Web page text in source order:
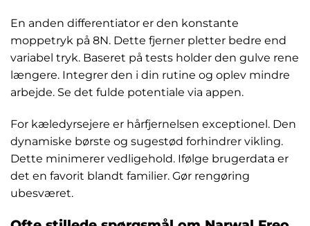
En anden differentiator er den konstante
moppetryk på 8N. Dette fjerner pletter bedre end
variabel tryk. Baseret på tests holder den gulve rene
længere. Integrer den i din rutine og oplev mindre
arbejde. Se det fulde potentiale via appen.
For kæledyrsejere er hårfjernelsen exceptionel. Den
dynamiske børste og sugestød forhindrer vikling.
Dette minimerer vedligehold. Ifølge brugerdata er
det en favorit blandt familier. Gør rengøring
ubesværet.